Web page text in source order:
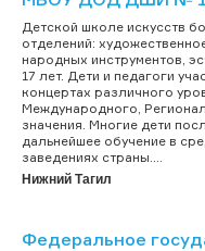
Детской школе искусств
отделений:
народных инструментов,
17 лет. Дети и педагоги
концертах различного
Международного,
значения. Многие дети
дальнейшее обучение в
заведениях страны....
Нижний Тагил
Федеральное